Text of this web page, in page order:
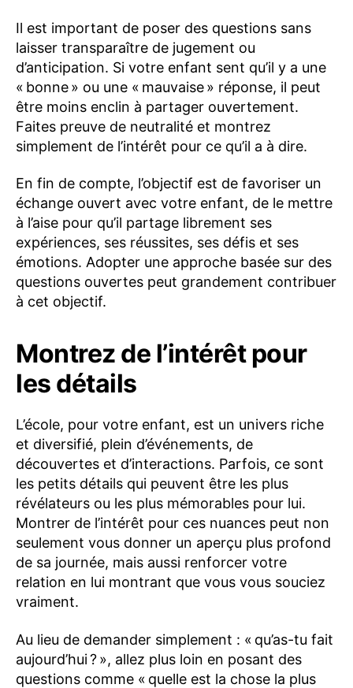
Il est important de poser des questions sans
laisser transparaître de jugement ou
d’anticipation. Si votre enfant sent qu’il y a une
« bonne » ou une « mauvaise » réponse, il peut
être moins enclin à partager ouvertement.
Faites preuve de neutralité et montrez
simplement de l’intérêt pour ce qu’il a à dire.
En fin de compte, l’objectif est de favoriser un
échange ouvert avec votre enfant, de le mettre
à l’aise pour qu’il partage librement ses
expériences, ses réussites, ses défis et ses
émotions. Adopter une approche basée sur des
questions ouvertes peut grandement contribuer
à cet objectif.
Montrez de l’intérêt pour
les détails
L’école, pour votre enfant, est un univers riche
et diversifié, plein d’événements, de
découvertes et d’interactions. Parfois, ce sont
les petits détails qui peuvent être les plus
révélateurs ou les plus mémorables pour lui.
Montrer de l’intérêt pour ces nuances peut non
seulement vous donner un aperçu plus profond
de sa journée, mais aussi renforcer votre
relation en lui montrant que vous vous souciez
vraiment.
Au lieu de demander simplement : « qu’as-tu fait
aujourd’hui ? », allez plus loin en posant des
questions comme « quelle est la chose la plus